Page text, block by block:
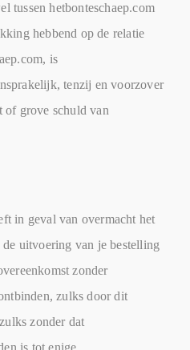
tussen hetbonteschaep.com
hebbend op de relatie
is
tenzij en voorzover
of grove schuld van
in geval van overmacht het
uitvoering van je bestelling
zonder
zulks door dit
zonder dat
is tot enige